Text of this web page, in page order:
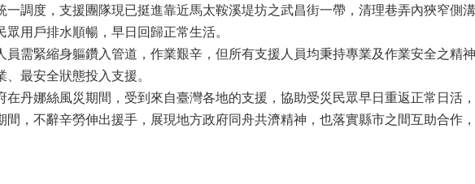
調度，支援團隊現已挺進靠近馬太鞍溪堤坊之武昌街一帶，清理巷弄內狹窄側
用戶排水順暢，早日回歸正常生活。
需緊縮身軀鑽入管道，作業艱辛，但所有支援人員均秉持專業及作業安全之精
最安全狀態投入支援。
丹娜絲風災期間，受到來自臺灣各地的支援，協助受災民眾早日重返正常日活
，不辭辛勞伸出援手，展現地方政府同舟共濟精神，也落實縣市之間互助合作